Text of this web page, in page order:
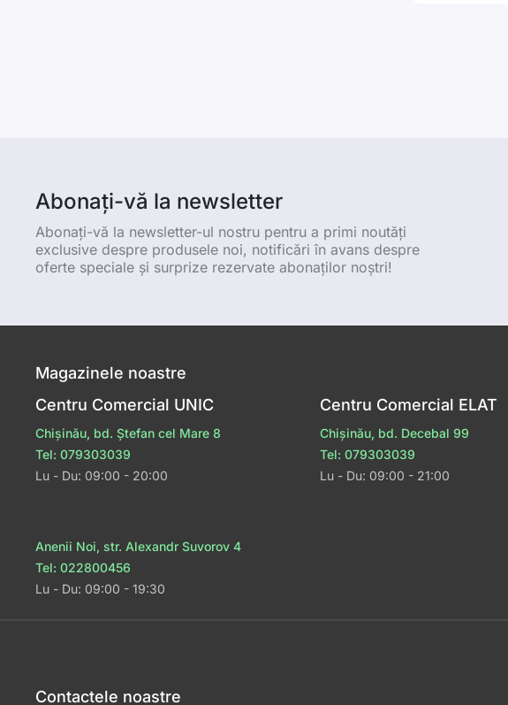
Abonați-vă la newsletter
Abonați-vă la newsletter-ul nostru pentru a primi noutăți
exclusive despre produsele noi, notificări în avans despre
oferte speciale și surprize rezervate abonaților noștri!
Magazinele noastre
Centru Comercial UNIC
Chișinău, bd. Ștefan cel Mare 8
Tel: 079303039
Lu - Du: 09:00 - 20:00
Centru Comercial ELAT
Chișinău, bd. Decebal 99
Tel: 079303039
Lu - Du: 09:00 - 21:00
Anenii Noi, str. Alexandr Suvorov 4
Tel: 022800456
Lu - Du: 09:00 - 19:30
Contactele noastre